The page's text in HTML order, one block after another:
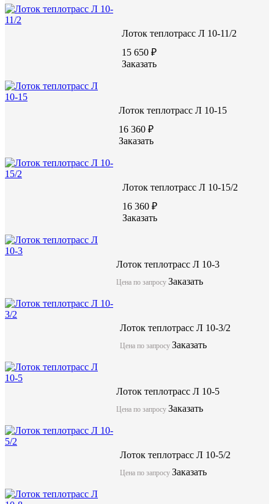
Лоток теплотрасс Л 10-11/2
15 650 ₽
Заказать
Лоток теплотрасс Л 10-15
16 360 ₽
Заказать
Лоток теплотрасс Л 10-15/2
16 360 ₽
Заказать
Лоток теплотрасс Л 10-3
Цена по запросу Заказать
Лоток теплотрасс Л 10-3/2
Цена по запросу Заказать
Лоток теплотрасс Л 10-5
Цена по запросу Заказать
Лоток теплотрасс Л 10-5/2
Цена по запросу Заказать